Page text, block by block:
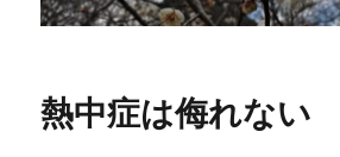
熱中症は侮れない